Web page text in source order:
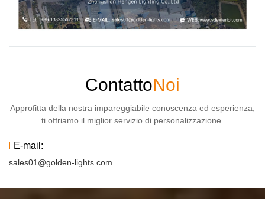
ContattoNoi
Approfitta della nostra impareggiabile conoscenza ed esperienza,
ti offriamo il miglior servizio di personalizzazione.
E-mail:
sales01@golden-lights.com